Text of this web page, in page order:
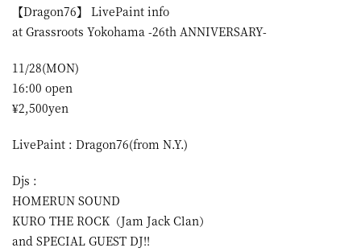
【Dragon76】 LivePaint info
at Grassroots Yokohama -26th ANNIVERSARY-
11/28(MON)
16:00 open
¥2,500yen
LivePaint : Dragon76(from N.Y.)
Djs :
HOMERUN SOUND
KURO THE ROCK（Jam Jack Clan）
and SPECIAL GUEST DJ!!